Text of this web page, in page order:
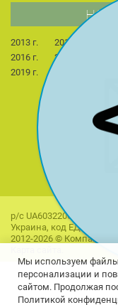
2013 г. 2014 г.
2016 г.
2017 г.
2019 г.
р/с
Украина, код ЕДРПОУ
2012-2026 © Компания
Мы используем файлы
персонализации и
сайтом. Продолжая
Политикой